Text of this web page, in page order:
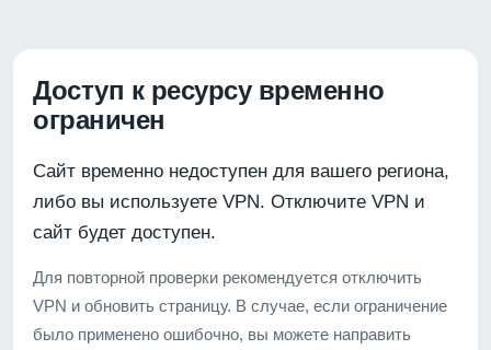
Доступ к ресурсу временно
ограничен
Сайт временно недоступен для вашего региона,
либо вы используете VPN. Отключите VPN и
сайт будет доступен.
Для повторной проверки рекомендуется отключить
VPN и обновить страницу. В случае, если ограничение
было применено ошибочно, вы можете направить